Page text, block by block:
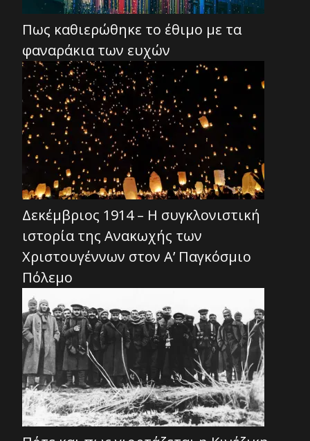
Πως καθιερώθηκε το έθιμο με τα
φαναράκια των ευχών
Δεκέμβριος 1914 – Η συγκλονιστική
ιστορία της Ανακωχής των
Χριστουγέννων στον Α’ Παγκόσμιο
Πόλεμο